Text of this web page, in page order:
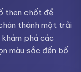
then chốt để
thành một trải
phá các
màu sắc đến bố